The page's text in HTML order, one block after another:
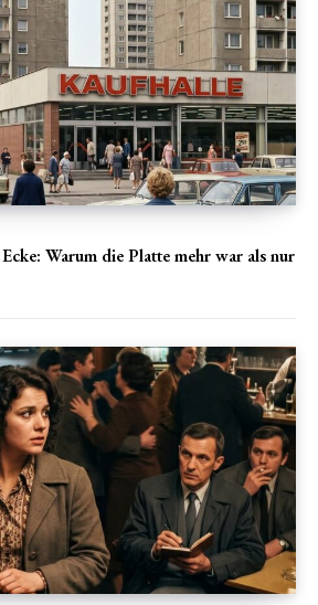
Warum die Platte mehr war als nur